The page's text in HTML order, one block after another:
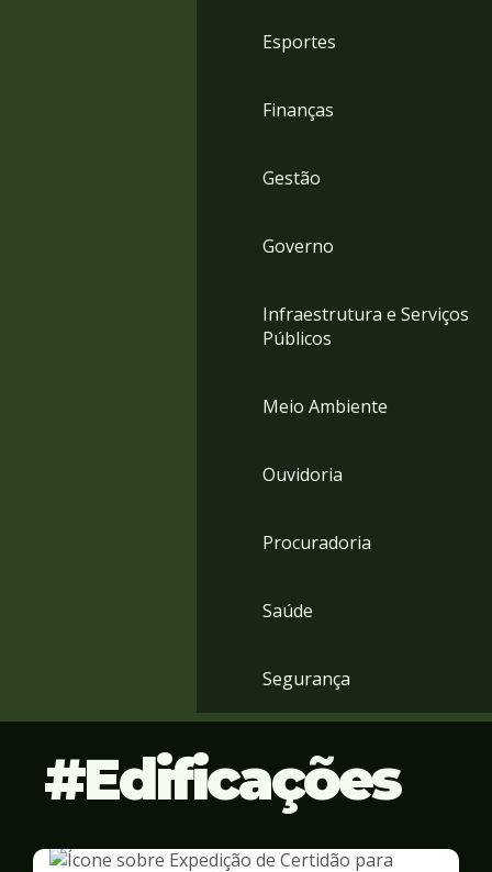
Esportes
Finanças
Gestão
Governo
Infraestrutura e Serviços
Públicos
Meio Ambiente
Ouvidoria
Procuradoria
Saúde
Segurança
Edificações